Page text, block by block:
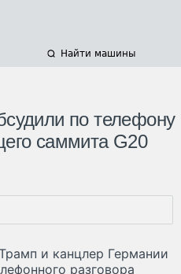
Найти машины
по телефону
саммита G20
и канцлер Германии
разговора